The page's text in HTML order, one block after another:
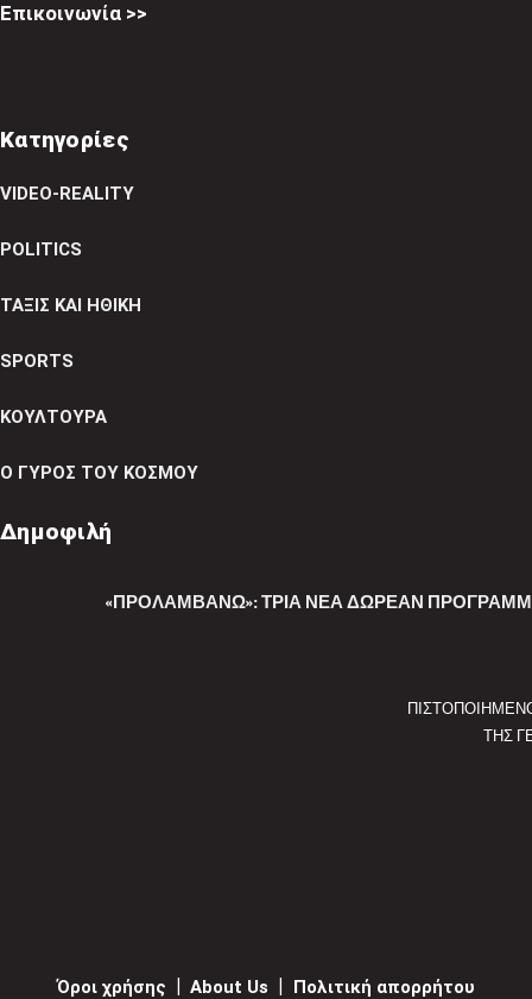
Επικοινωνία >>
Κατηγορίες
VIDEO-REALITY
POLITICS
ΤΑΞΙΣ ΚΑΙ ΗΘΙΚΗ
SPORTS
ΚΟΥΛΤΟΥΡΑ
Ο ΓΥΡΟΣ ΤΟΥ ΚΟΣΜΟΥ
Δημοφιλή
«ΠΡΟΛΑΜΒΆΝΩ»: ΤΡΊΑ ΝΈΑ ΔΩΡΕΆΝ
ΤΗΣ
Όροι χρήσης About Us Πολιτική απορρήτου